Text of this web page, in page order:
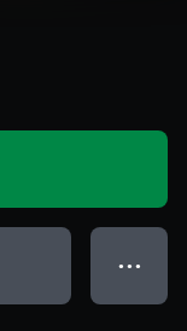
● ● ●